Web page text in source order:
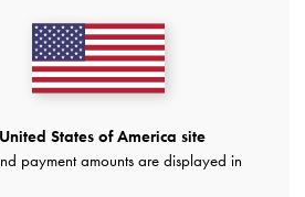
す。
States of America site
payment amounts are displayed in